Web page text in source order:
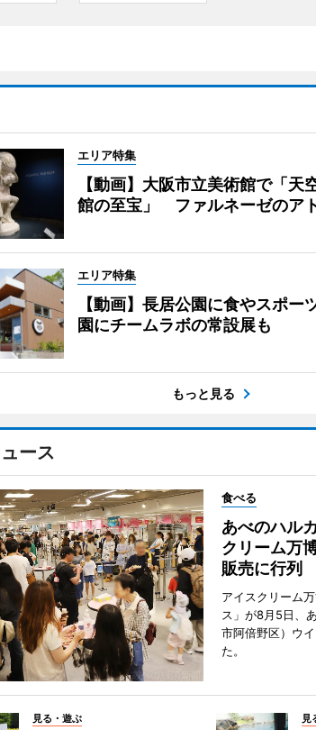
エリア特集
【動画】大阪市立美術館で「天
館の至宝」 ファルネーゼのア
エリア特集
【動画】長居公園に食やスポ
園にチームラボの常設展も
もっと見る
ース
食べる
あべのハル
クリーム万
販売に行列
アイスクリーム
ス」が8月5日、
市阿倍野区）ウ
た。
見る・遊ぶ 見